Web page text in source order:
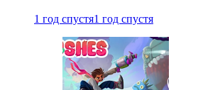
1 год спустя1 год спустя